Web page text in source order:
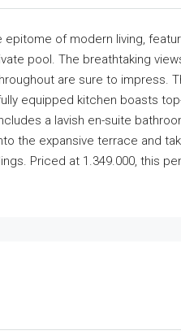
epitome of modern living,
pool. The breathtaking
are sure to impress.
equipped kitchen boasts
a lavish en-suite
the expansive terrace and
Priced at 1.349.000, this